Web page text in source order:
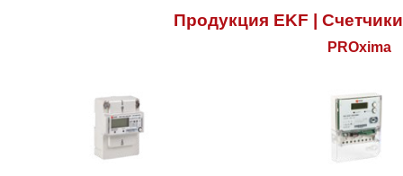
Продукция EKF |
PROxima